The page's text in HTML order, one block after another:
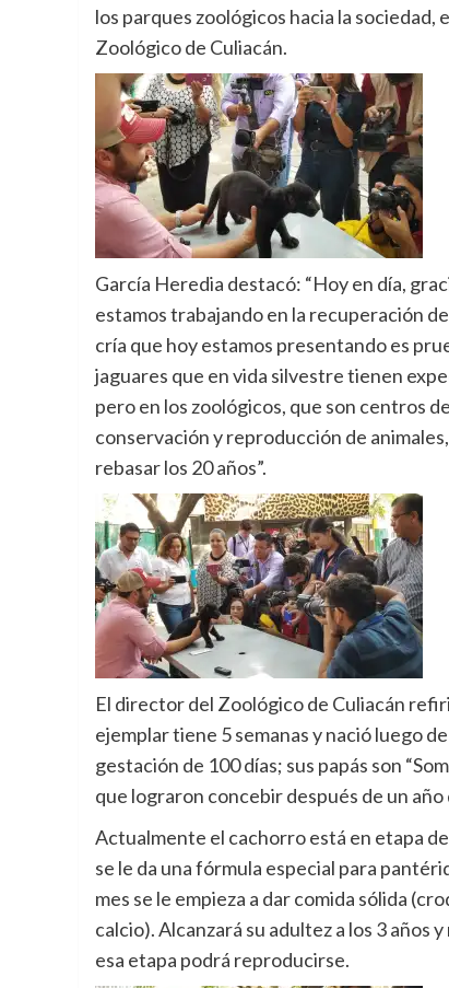
los parques zoológicos hacia la sociedad,
Zoológico de Culiacán.
García Heredia destacó: “Hoy en día,
estamos trabajando en la recuperación
cría que hoy estamos presentando es
jaguares que en vida silvestre tienen
pero en los zoológicos, que son centros
conservación y reproducción de
rebasar los 20 años”.
El director del Zoológico de Culiacán
ejemplar tiene 5 semanas y nació luego
gestación de 100 días; sus papás son
que lograron concebir después de un
Actualmente el cachorro está en etapa
se le da una fórmula especial para
mes se le empieza a dar comida sólida
calcio). Alcanzará su adultez a los 3 años
esa etapa podrá reproducirse.